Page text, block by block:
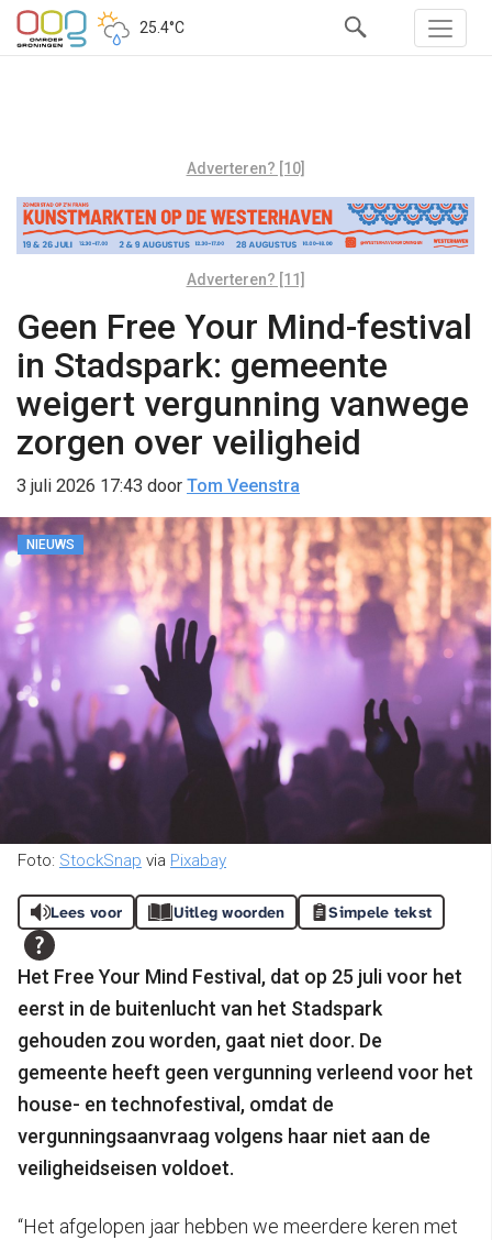
25.4°C
Adverteren? [10]
Adverteren? [11]
Geen Free Your Mind-festival
in Stadspark: gemeente
weigert vergunning vanwege
zorgen over veiligheid
3 juli 2026 17:43 door Tom Veenstra
NIEUWS
Foto: StockSnap via Pixabay
Lees voor Uitleg woorden Simpele tekst
Het Free Your Mind Festival, dat op 25 juli voor het
eerst in de buitenlucht van het Stadspark
gehouden zou worden, gaat niet door. De
gemeente heeft geen vergunning verleend voor het
house- en technofestival, omdat de
vergunningsaanvraag volgens haar niet aan de
veiligheidseisen voldoet.
“Het afgelopen jaar hebben we meerdere keren met